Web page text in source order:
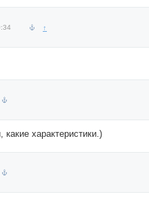
↑
характеристики.)